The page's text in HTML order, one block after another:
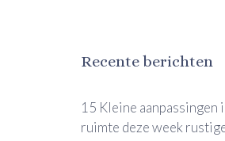
Recente berichten
15 Kleine aanpassingen
ruimte deze week